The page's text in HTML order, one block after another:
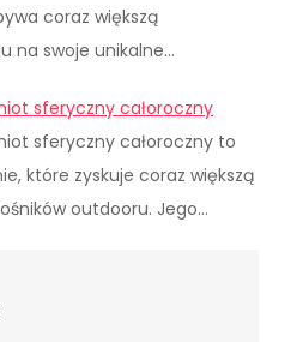
coraz większą
na swoje unikalne…
sferyczny całoroczny
sferyczny całoroczny to
które zyskuje coraz większą
outdooru. Jego…